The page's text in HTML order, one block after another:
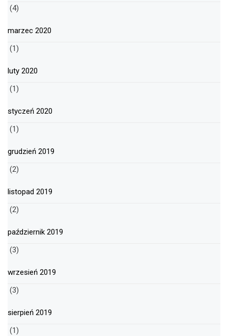
(4)
marzec 2020
(1)
luty 2020
(1)
styczeń 2020
(1)
grudzień 2019
(2)
listopad 2019
(2)
październik 2019
(3)
wrzesień 2019
(3)
sierpień 2019
(1)